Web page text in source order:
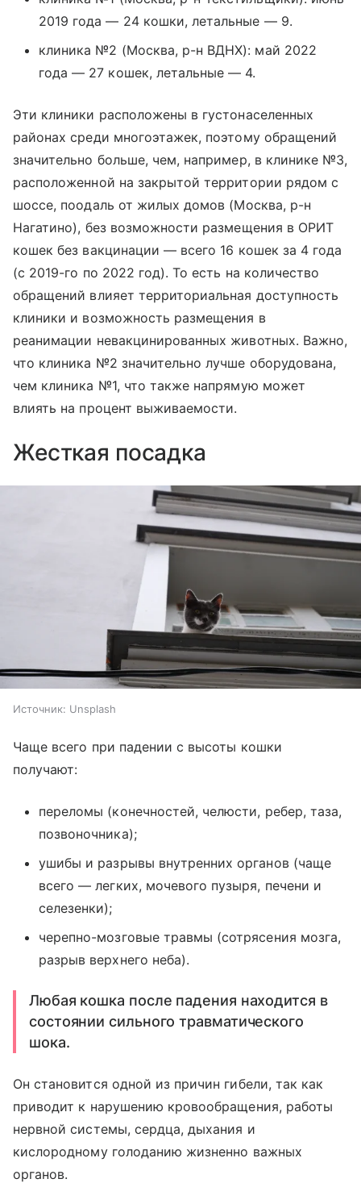
2019 года — 24 кошки, летальные — 9.
клиника №2 (Москва, р-н ВДНХ): май 2022
года — 27 кошек, летальные — 4.
Эти клиники расположены в густонаселенных
районах среди многоэтажек, поэтому обращений
значительно больше, чем, например, в клинике №3,
расположенной на закрытой территории рядом с
шоссе, поодаль от жилых домов (Москва, р-н
Нагатино), без возможности размещения в ОРИТ
кошек без вакцинации — всего 16 кошек за 4 года
(с 2019-го по 2022 год). То есть на количество
обращений влияет территориальная доступность
клиники и возможность размещения в
реанимации невакцинированных животных. Важно,
что клиника №2 значительно лучше оборудована,
чем клиника №1, что также напрямую может
влиять на процент выживаемости.
Жесткая посадка
Источник: Unsplash
Чаще всего при падении с высоты кошки
получают:
переломы (конечностей, челюсти, ребер, таза,
позвоночника);
ушибы и разрывы внутренних органов (чаще
всего — легких, мочевого пузыря, печени и
селезенки);
черепно-мозговые травмы (сотрясения мозга,
разрыв верхнего неба).
Любая кошка после падения находится в
состоянии сильного травматического
шока.
Он становится одной из причин гибели, так как
приводит к нарушению кровообращения, работы
нервной системы, сердца, дыхания и
кислородному голоданию жизненно важных
органов.